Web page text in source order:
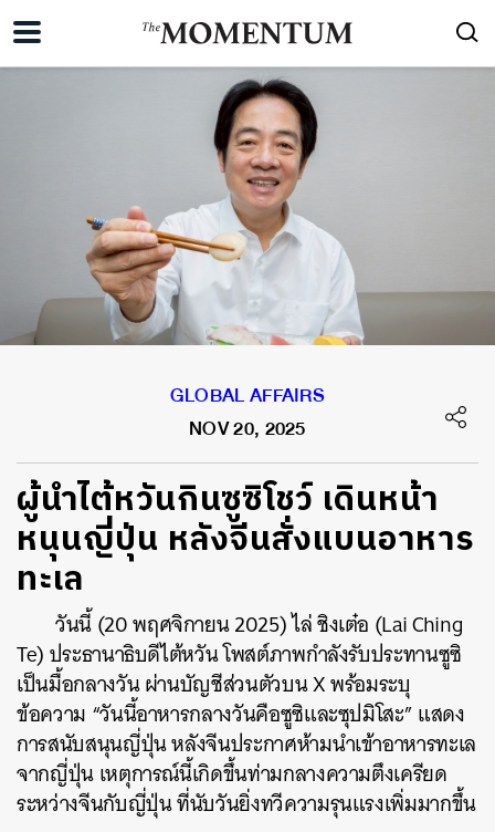
GLOBAL AFFAIRS
NOV 20, 2025
ผู้นำไต้หวันกินซูซิโชว์ เดินหน้า
หนุนญี่ปุ่น หลังจีนสั่งแบนอาหาร
ทะเล
วันนี้ (20 พฤศจิกายน 2025) ไล่ ชิงเต๋อ (Lai Ching
Te) ประธานาธิบดีไต้หวัน โพสต์ภาพกำลังรับประทานซูซิ
เป็นมื้อกลางวัน ผ่านบัญชีส่วนตัวบน X พร้อมระบุ
ข้อความ “วันนี้อาหารกลางวันคือซูซิและซุปมิโสะ” แสดง
การสนับสนุนญี่ปุ่น หลังจีนประกาศห้ามนำเข้าอาหารทะเล
จากญี่ปุ่น เหตุการณ์นี้เกิดขึ้นท่ามกลางความตึงเครียด
ระหว่างจีนกับญี่ปุ่น ที่นับวันยิ่งทวีความรุนแรงเพิ่มมากขึ้น